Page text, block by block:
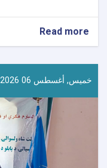
Read more
في
مختلف
لإحياء
يوم
استقلال
أفغانستان
خميس, أغسطس 06 2026 11:24 صباحا